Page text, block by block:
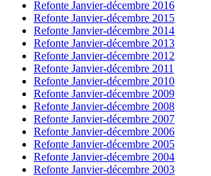
Refonte Janvier-décembre 2016
Refonte Janvier-décembre 2015
Refonte Janvier-décembre 2014
Refonte Janvier-décembre 2013
Refonte Janvier-décembre 2012
Refonte Janvier-décembre 2011
Refonte Janvier-décembre 2010
Refonte Janvier-décembre 2009
Refonte Janvier-décembre 2008
Refonte Janvier-décembre 2007
Refonte Janvier-décembre 2006
Refonte Janvier-décembre 2005
Refonte Janvier-décembre 2004
Refonte Janvier-décembre 2003